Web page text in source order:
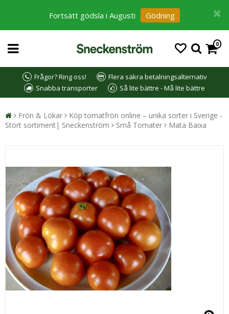
Fortsätt gödsla i Augusti Gödning
0
Frågor? Ring oss!
Flera säkra betalningsalternativ
Snabba transporter
Så lite bättre - Må lite bättre
Frön & Lökar
Köp tomatfrön online – unika sorter i Sverige -
Stort sortiment| Sneckenström
Små Tomater Mata Baixa